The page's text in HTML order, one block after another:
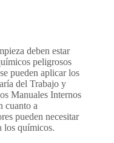
deben estar
peligrosos
pueden aplicar los
del Trabajo y
Manuales Internos
cuanto a
pueden necesitar
los químicos.